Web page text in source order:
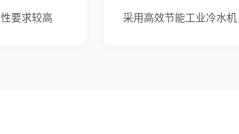
要求较高 采用高效节能工业冷水